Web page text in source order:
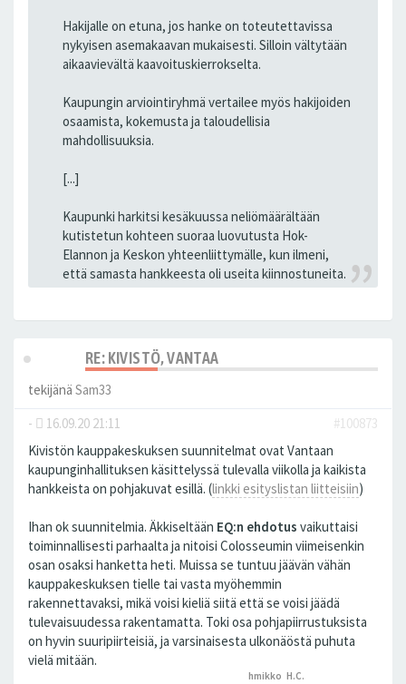
Hakijalle on etuna, jos hanke on toteutettavissa
nykyisen asemakaavan mukaisesti. Silloin vältytään
aikaavievältä kaavoituskierrokselta.
Kaupungin arviointiryhmä vertailee myös hakijoiden
osaamista, kokemusta ja taloudellisia
mahdollisuuksia.
[...]
Kaupunki harkitsi kesäkuussa neliömäärältään
kutistetun kohteen suoraa luovutusta Hok-
Elannon ja Keskon yhteenliittymälle, kun ilmeni,
että samasta hankkeesta oli useita kiinnostuneita.
RE: KIVISTÖ, VANTAA
tekijänä Sam33
-
16.09.20 21:11
#100873
Kivistön kauppakeskuksen suunnitelmat ovat Vantaan
kaupunginhallituksen käsittelyssä tulevalla viikolla ja kaikista
hankkeista on pohjakuvat esillä. (linkki esityslistan liitteisiin)
Ihan ok suunnitelmia. Äkkiseltään EQ:n ehdotus vaikuttaisi
toiminnallisesti parhaalta ja nitoisi Colosseumin viimeisenkin
osan osaksi hanketta heti. Muissa se tuntuu jäävän vähän
kauppakeskuksen tielle tai vasta myöhemmin
rakennettavaksi, mikä voisi kieliä siitä että se voisi jäädä
tulevaisuudessa rakentamatta. Toki osa pohjapiirrustuksista
on hyvin suuripiirteisiä, ja varsinaisesta ulkonäöstä puhuta
vielä mitään.
hmikko ,H.C.